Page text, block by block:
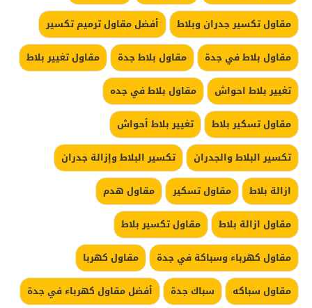
مقاول تكسير جدران وبلاط
أفضل مقاول ترميم تكسير
مقاول بلاط في جدة
مقاول بلاط جدة
مقاول تغيير بلاط
تغيير بلاط احواش
مقاول بلاط في جده
مقاول تسكير بلاط
تغيير بلاط أحواش
تكسير البلاط والجدران
تكسير البلاط وإزالة جدران
ازالة بلاط
مقاول تسكير
مقاول هدم
مقاول ازالة بلاط
مقاول تكسير بلاط
مقاول كهرباء وسباكة في جدة
مقاول كهربا
مقاول سباكه
سباك جدة
أفضل مقاول كهرباء في جدة